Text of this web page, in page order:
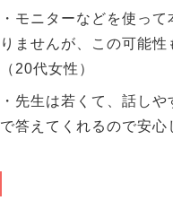
・モニターなどを使っ
りませんが、この可能
（20代女性）
・先生は若くて、話し
で答えてくれるので安心